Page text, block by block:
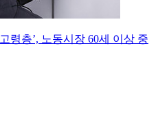
령층’, 노동시장 60세 이상 중